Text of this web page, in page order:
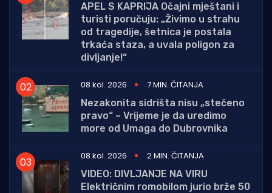
APEL S KAPRIJA Očajni mještani i
turisti poručuju: „Živimo u strahu
od tragedije, šetnica je postala
trkaća staza, a uvala poligon za
divljanje!“
08 kol. 2026
7 MIN. ČITANJA
Nezakonita sidrišta nisu „stečeno
pravo“ – Vrijeme je da uredimo
more od Umaga do Dubrovnika
08 kol. 2026
2 MIN. ČITANJA
VIDEO: DIVLJANJE NA VIRU
Električnim romobilom jurio brže 50